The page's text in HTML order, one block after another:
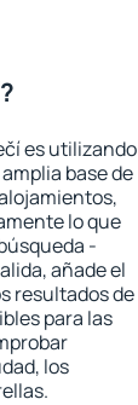
es utilizando
base de
lo que
-
añade el
resultados de
para las
los